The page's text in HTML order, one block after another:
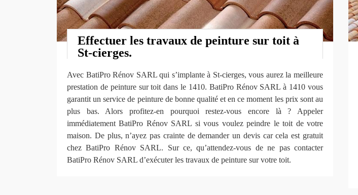
Effectuer les travaux de peinture sur toit à
St-cierges.
Avec BatiPro Rénov SARL qui s’implante à St-cierges, vous aurez la meilleure
prestation de peinture sur toit dans le 1410. BatiPro Rénov SARL à 1410 vous
garantit un service de peinture de bonne qualité et en ce moment les prix sont au
plus bas. Alors profitez-en pourquoi restez-vous encore là ? Appeler
immédiatement BatiPro Rénov SARL si vous voulez peindre le toit de votre
maison. De plus, n’ayez pas crainte de demander un devis car cela est gratuit
chez BatiPro Rénov SARL. Sur ce, qu’attendez-vous de ne pas contacter
BatiPro Rénov SARL d’exécuter les travaux de peinture sur votre toit.